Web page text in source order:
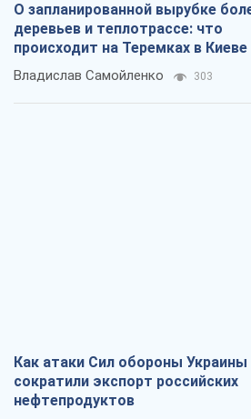
О запланированной вырубке
деревьев и теплотрассе: что
происходит на Теремках в Киеве
Владислав Самойленко 303
Как атаки Сил обороны Украины
сократили экспорт российских
нефтепродуктов